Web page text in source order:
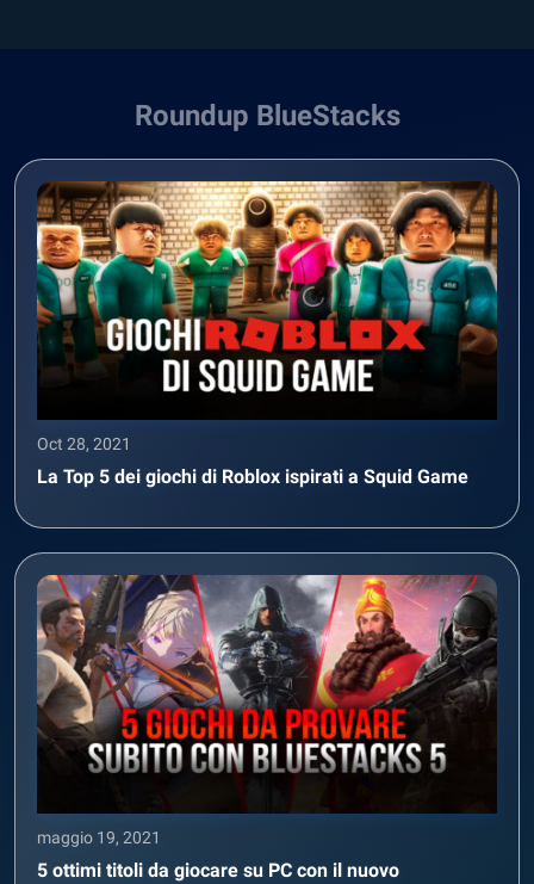
Roundup BlueStacks
Oct 28, 2021
La Top 5 dei giochi di Roblox ispirati a Squid Game
maggio 19, 2021
5 ottimi titoli da giocare su PC con il nuovo